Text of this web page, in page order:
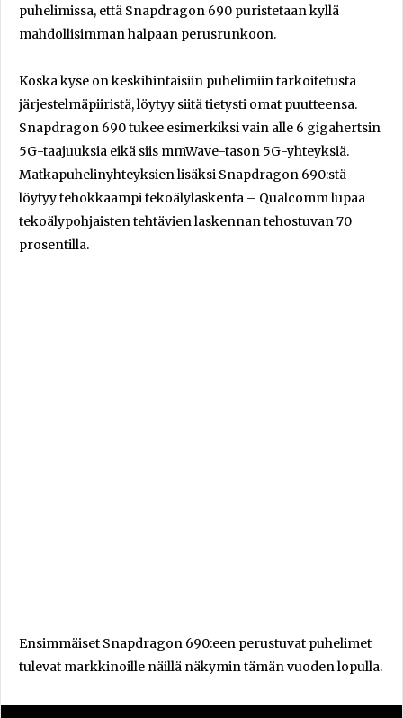
puhelimissa, että Snapdragon 690 puristetaan kyllä
mahdollisimman halpaan perusrunkoon.
Koska kyse on keskihintaisiin puhelimiin tarkoitetusta
järjestelmäpiiristä, löytyy siitä tietysti omat puutteensa.
Snapdragon 690 tukee esimerkiksi vain alle 6 gigahertsin
5G-taajuuksia eikä siis mmWave-tason 5G-yhteyksiä.
Matkapuhelinyhteyksien lisäksi Snapdragon 690:stä
löytyy tehokkaampi tekoälylaskenta – Qualcomm lupaa
tekoälypohjaisten tehtävien laskennan tehostuvan 70
prosentilla.
Ensimmäiset Snapdragon 690:een perustuvat puhelimet
tulevat markkinoille näillä näkymin tämän vuoden lopulla.